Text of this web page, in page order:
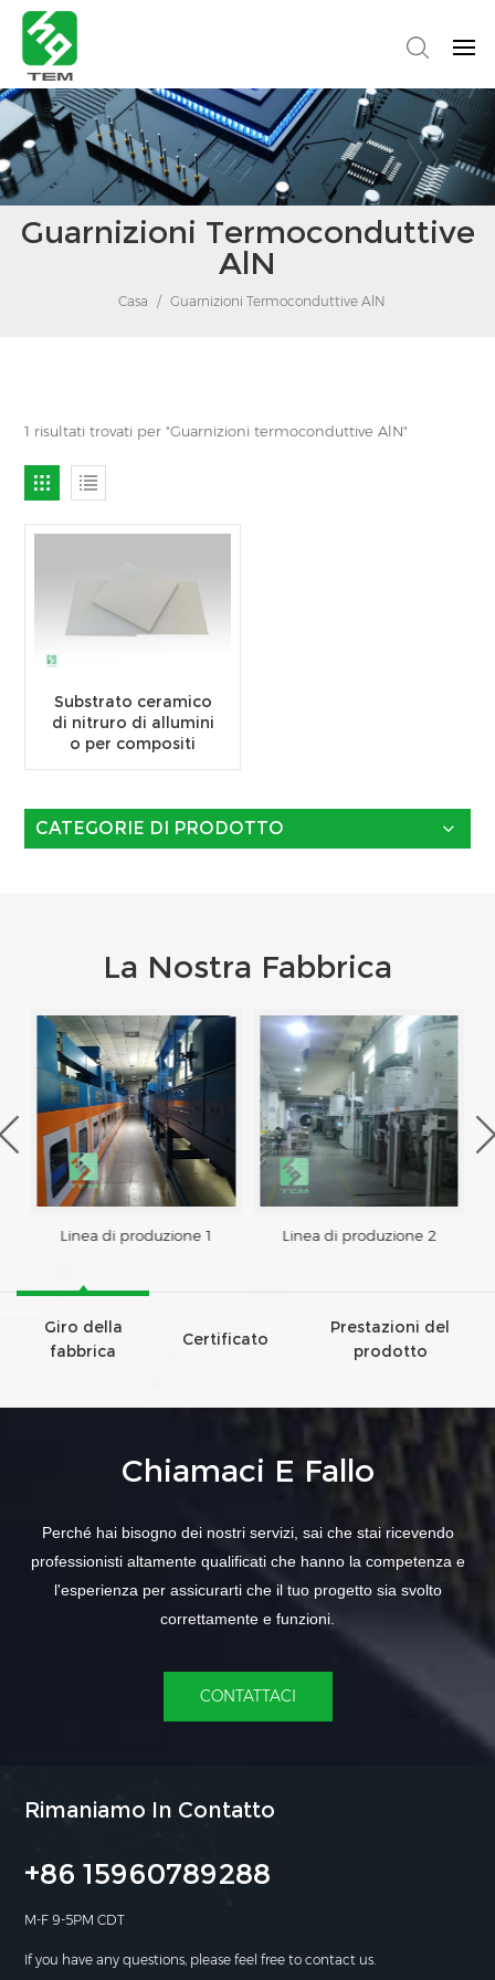
Guarnizioni Termoconduttive
AlN
Casa / Guarnizioni Termoconduttive AlN
1 risultati trovati per "Guarnizioni termoconduttive AlN"
Substrato ceramico
di nitruro di allumini
o per compositi
CATEGORIE DI PRODOTTO
La Nostra Fabbrica
Linea di produzione 1 Linea di produzione 2
Giro della
fabbrica
Certificato
Prestazioni del
prodotto
Chiamaci E Fallo
Perché hai bisogno dei nostri servizi, sai che stai ricevendo
professionisti altamente qualificati che hanno la competenza e
l'esperienza per assicurarti che il tuo progetto sia svolto
correttamente e funzioni.
CONTATTACI
Rimaniamo In Contatto
+86 15960789288
M-F 9-5PM CDT
If you have any questions, please feel free to contact us.